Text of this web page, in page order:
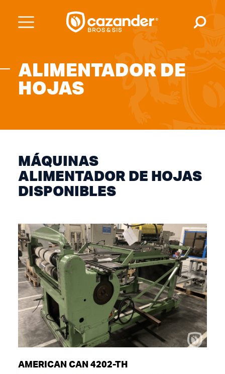
ALIMENTADOR DE
HOJAS
MÁQUINAS
ALIMENTADOR DE HOJAS
DISPONIBLES
AMERICAN CAN 4202-TH